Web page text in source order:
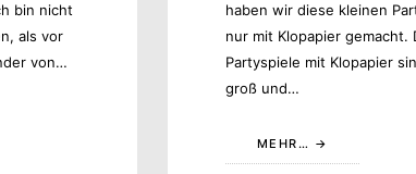
bin nicht
als vor
von…
haben wir diese kleinen
nur mit Klopapier gemacht.
Partyspiele mit Klopapier
groß und…
MEHR…